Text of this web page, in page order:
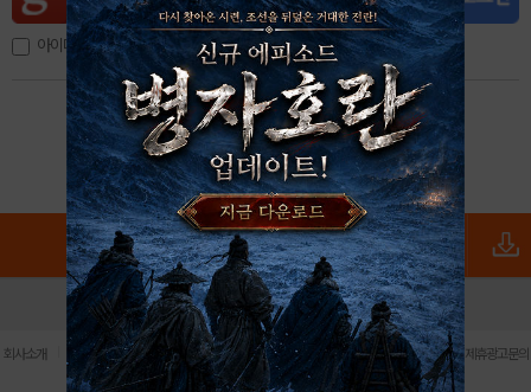
아이디, 이메일 저장
아이디 / 비밀번호 찾기 회원가입
로그인 PC버전 전체앱
회사소개 이용약관 | 개인정보 처리방침 | 청소년 보호정책 | 불법촬영물 신고센터 | 제휴광고문의